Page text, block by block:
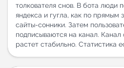
Индекс читаемости
New
толкователя снов. В бота люди
яндекса и гугла, как по прямым
сайты-сонники. Затем
подписываются на канал.
растет стабильно. Статистика